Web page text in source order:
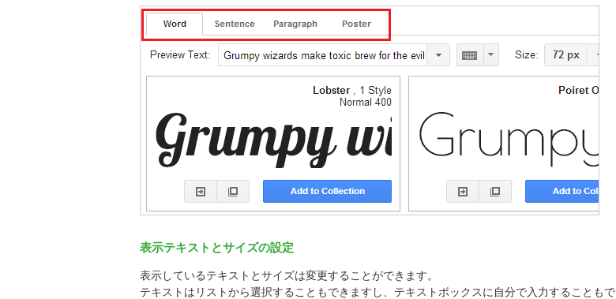
表示テキストとサイズの設定
表示しているテキストとサイズは変更することができます。
テキストはリストから選択することもできますし、テキストボックスに自分で入力することもで